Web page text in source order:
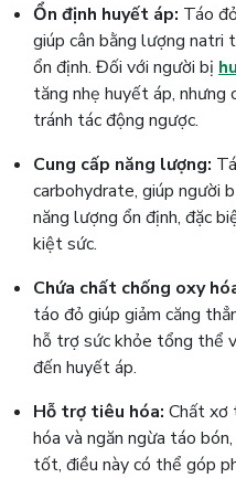
Ổn định huyết áp: Táo
giúp cân bằng lượng natri
ổn định. Đối với người bị
tăng nhẹ huyết áp,
tránh tác động ngược.
Cung cấp năng lượng:
carbohydrate, giúp người
năng lượng ổn định, đặc
kiệt sức.
Chứa chất chống oxy
táo đỏ giúp giảm căng
hỗ trợ sức khỏe tổng thể
đến huyết áp.
Hỗ trợ tiêu hóa: Chất xơ
hóa và ngăn ngừa táo
tốt, điều này có thể góp